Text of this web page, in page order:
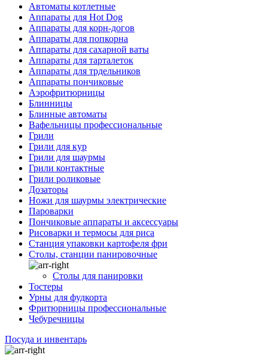
Автоматы котлетные
Аппараты для Hot Dog
Аппараты для корн-догов
Аппараты для попкорна
Аппараты для сахарной ваты
Аппараты для тарталеток
Аппараты для трдельников
Аппараты пончиковые
Аэрофритюрницы
Блинницы
Блинные автоматы
Вафельницы профессиональные
Грили
Грили для кур
Грили для шаурмы
Грили контактные
Грили роликовые
Дозаторы
Ножи для шаурмы электрические
Пароварки
Пончиковые аппараты и аксессуары
Рисоварки и термосы для риса
Станция упаковки картофеля фри
Столы, станции панировочные
Столы для панировки
Тостеры
Урны для фудкорта
Фритюрницы профессиональные
Чебуречницы
Посуда и инвентарь